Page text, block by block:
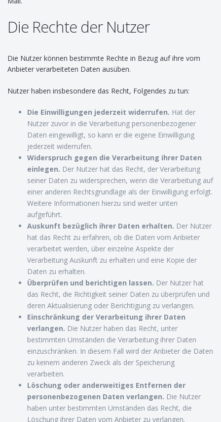
Die Rechte der Nutzer
Die Nutzer können bestimmte Rechte in Bezug auf ihre vom
Anbieter verarbeiteten Daten ausüben.
Nutzer haben insbesondere das Recht, Folgendes zu tun:
Die Einwilligungen jederzeit widerrufen. Hat der
Nutzer zuvor in die Verarbeitung personenbezogener
Daten eingewilligt, so kann er die eigene Einwilligung
jederzeit widerrufen.
Widerspruch gegen die Verarbeitung ihrer Daten
einlegen. Der Nutzer hat das Recht, der Verarbeitung
seiner Daten zu widersprechen, wenn die Verarbeitung auf
einer anderen Rechtsgrundlage als der Einwilligung erfolgt.
Weitere Informationen hierzu sind weiter unten
aufgeführt.
Auskunft bezüglich ihrer Daten erhalten. Der Nutzer
hat das Recht zu erfahren, ob die Daten vom Anbieter
verarbeitet werden, über einzelne Aspekte der
Verarbeitung Auskunft zu erhalten und eine Kopie der
Daten zu erhalten.
Überprüfen und berichtigen lassen. Der Nutzer hat
das Recht, die Richtigkeit seiner Daten zu überprüfen und
deren Aktualisierung oder Berichtigung zu verlangen.
Einschränkung der Verarbeitung ihrer Daten
verlangen. Die Nutzer haben das Recht, unter
bestimmten Umständen die Verarbeitung ihrer Daten
einzuschränken. In diesem Fall wird der Anbieter die Daten
zu keinem anderen Zweck als der Speicherung
verarbeiten.
Löschung oder anderweitiges Entfernen der
personenbezogenen Daten verlangen. Die Nutzer
haben unter bestimmten Umständen das Recht, die
Löschung ihrer Daten vom Anbieter zu verlangen.